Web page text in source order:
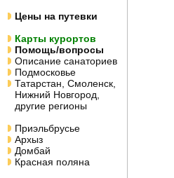
Цены на путевки
Карты курортов
Помощь/вопросы
Описание санаториев
Подмосковье
Татарстан, Смоленск,
Нижний Новгород,
другие регионы
Приэльбрусье
Архыз
Домбай
Красная поляна